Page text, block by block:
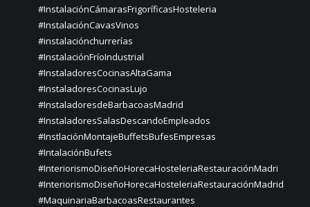
#InstalaciónCámarasFrigoríficasHosteleria
#InstalaciónCavasVinos
#instalaciónchurrerías
#InstalaciónFríoIndustrial
#InstaladoresCocinasAltaGama
#InstaladoresCocinasLujo
#InstaladoresdeBarbacoasMadrid
#InstaladoresSalasDescandoEmpleados
#InstlaciónMontajeBuffetsBufesEmpresas
#IntalaciónBufets
#InteriorismoDiseñoHorecaHosteleriaRestauraciónMadri
#InteriorismoDiseñoHorecaHosteleriaRestauraciónMadrid
#MaquinariaBarbacoasRestaurantes